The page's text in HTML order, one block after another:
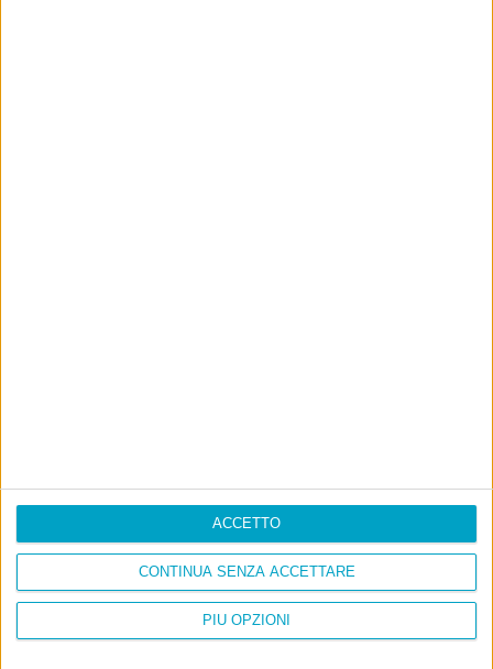
PIÙ OPZIONI
CONTINUA SENZA ACCETTARE
ACCETTO